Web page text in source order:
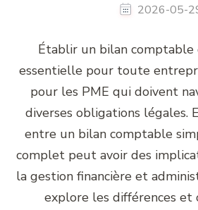
2026-05-
Établir un bilan comptable
essentielle pour toute
pour les PME qui doivent
diverses obligations légales.
entre un bilan comptable
complet peut avoir des
la gestion financière et
explore les différences et